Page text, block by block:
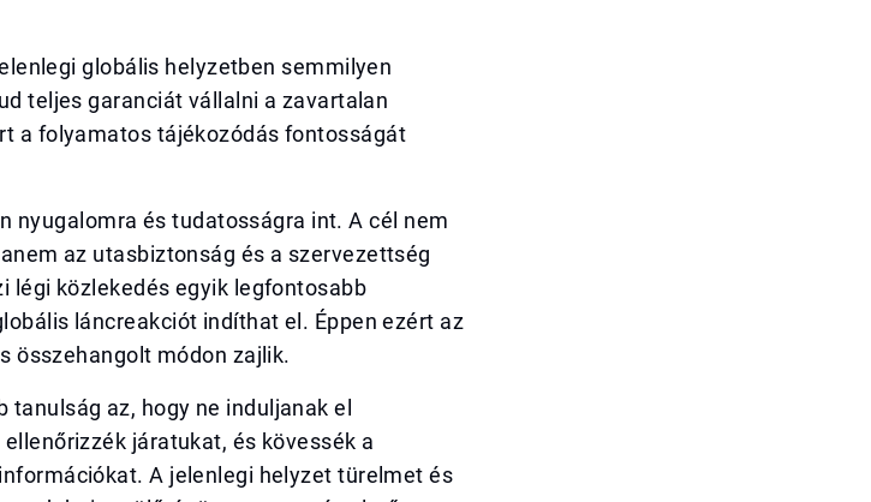
globális helyzetben semmilyen
teljes garanciát vállalni a zavartalan
a folyamatos tájékozódás fontosságát
nyugalomra és tudatosságra int. A cél nem
az utasbiztonság és a szervezettség
légi közlekedés egyik legfontosabb
láncreakciót indíthat el. Éppen ezért az
összehangolt módon zajlik.
az, hogy ne induljanak el
járatukat, és kövessék a
A jelenlegi helyzet türelmet és